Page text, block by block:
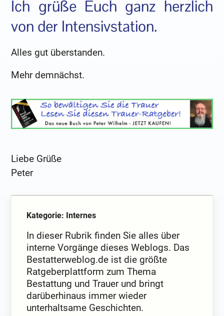
Ich grüße Euch ganz herzlich
von der Intensivstation.
Alles gut überstanden.
Mehr demnächst.
Liebe Grüße
Peter
Kategorie: Internes
In dieser Rubrik finden Sie alles über
interne Vorgänge dieses Weblogs. Das
Bestatterweblog.de ist die größte
Ratgeberplattform zum Thema
Bestattung und Trauer und bringt
darüberhinaus immer wieder
unterhaltsame Geschichten.